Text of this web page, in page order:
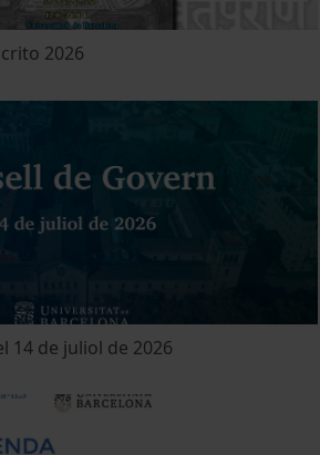
2026
14 de juliol de 2026